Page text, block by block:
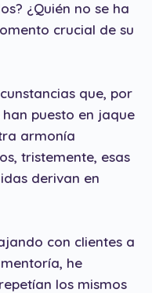
¿Quién no se ha
crucial de su
que, por
puesto en jaque
armonía
tristemente, esas
derivan en
con clientes a
he
los mismos